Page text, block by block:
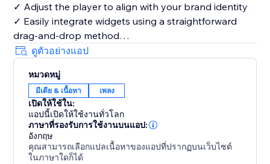
✓ Adjust the player to align with your brand identity
✓ Easily integrate widgets using a straightforward
drag-and-drop method
✓ Highlight your favorite tracks and playlists to draw
a wider audience
ดูตัวอย่างแอป
หมวดหมู่
มีเดีย & เนื้อหา เพลง
เปิดให้ใช้ใน:
แอปนี้เปิดให้ใช้งานทั่วโลก
ภาษาที่รองรับการใช้งานบนแอป:
อังกฤษ
คุณสามารถเลือกแปลเนื้อหาของแอปที่ปรากฏบนเว็บไซต์
ในภาษาใดก็ได้